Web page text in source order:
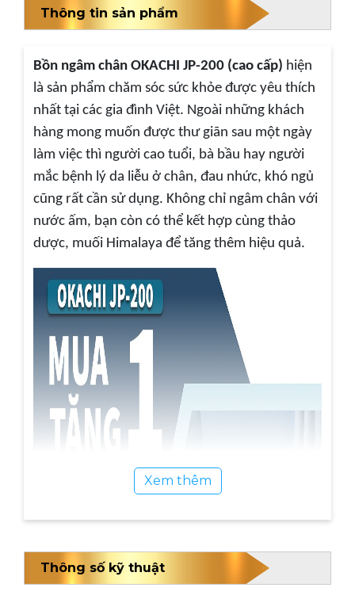
Thông tin sản phẩm
Bồn ngâm chân OKACHI JP-200 (cao cấp) hiện
là sản phẩm chăm sóc sức khỏe được yêu thích
nhất tại các gia đình Việt. Ngoài những khách
hàng mong muốn được thư giãn sau một ngày
làm việc thì người cao tuổi, bà bầu hay người
mắc bệnh lý da liễu ở chân, đau nhức, khó ngủ
cũng rất cần sử dụng. Không chỉ ngâm chân với
nước ấm, bạn còn có thể kết hợp cùng thảo
dược, muối Himalaya để tăng thêm hiệu quả.
Xem thêm
Thông số kỹ thuật